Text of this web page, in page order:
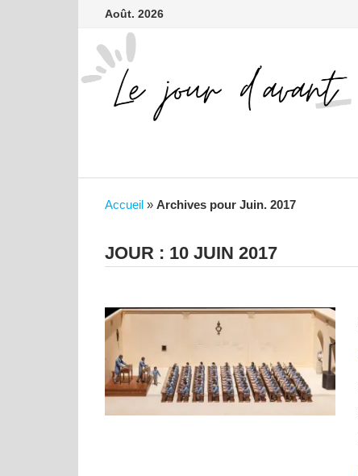
Passer
contenu
Août. 2026
Accueil» Archives pour Juin. 2017
JOUR : 10 JUIN 2017